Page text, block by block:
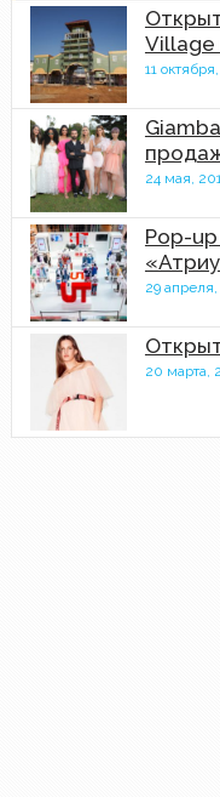
Village
11
24 мая,
Pop-
29
20 марта,